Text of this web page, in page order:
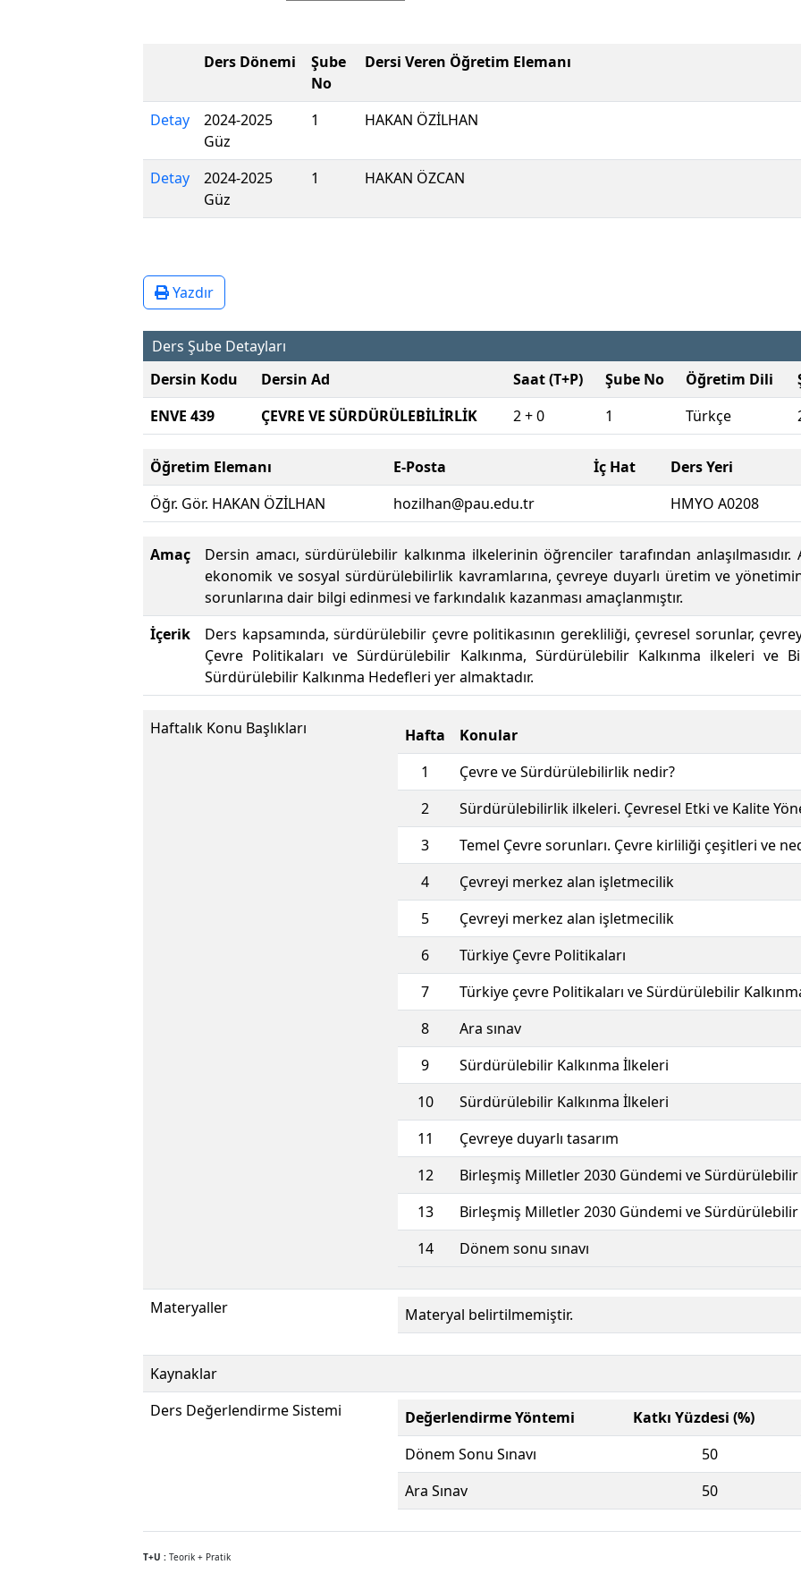
Ders Dönemi
Şube
No
Dersi Veren Öğretim Elemanı
Detay
2024-2025
Güz
1 HAKAN ÖZİLHAN
Detay
2024-2025
Güz
1 HAKAN ÖZCAN
Yazdır
Ders Şube Detayları
Dersin Kodu
Dersin Ad Saat (T+P) Şube No Öğretim Dili
ENVE 439
ÇEVRE VE SÜRDÜRÜLEBİLİRLİK 2 + 0 1 Türkçe
Öğretim Elemanı E-Posta İç Hat Ders Yeri
Öğr. Gör. HAKAN ÖZİLHAN
hozilhan@pau.edu.tr HMYO A0208
Amaç
Dersin amacı, sürdürülebilir kalkınma ilkelerinin öğrenciler tarafından
ekonomik ve sosyal sürdürülebilirlik kavramlarına, çevreye duyarlı üretim ve
sorunlarına dair bilgi edinmesi ve farkındalık kazanması amaçlanmıştır.
İçerik
Ders kapsamında, sürdürülebilir çevre politikasının gerekliliği, çevresel sorunlar,
Çevre Politikaları ve Sürdürülebilir Kalkınma, Sürdürülebilir Kalkınma ilkeleri ve
Sürdürülebilir Kalkınma Hedefleri yer almaktadır.
Haftalık Konu Başlıkları Hafta
Konular
1
Çevre ve Sürdürülebilirlik nedir?
2
Sürdürülebilirlik ilkeleri. Çevresel Etki ve Kalite
3
Temel Çevre sorunları. Çevre kirliliği çeşitleri ve
4
Çevreyi merkez alan işletmecilik
5
Çevreyi merkez alan işletmecilik
6
Türkiye Çevre Politikaları
7
Türkiye çevre Politikaları ve Sürdürülebilir
8
Ara sınav
9
Sürdürülebilir Kalkınma İlkeleri
10
Sürdürülebilir Kalkınma İlkeleri
11
Çevreye duyarlı tasarım
12
Birleşmiş Milletler 2030 Gündemi ve Sürdürülebilir
13
Birleşmiş Milletler 2030 Gündemi ve Sürdürülebilir
14
Dönem sonu sınavı
Materyaller Materyal belirtilmemiştir.
Kaynaklar
Ders Değerlendirme Sistemi
Değerlendirme Yöntemi Katkı Yüzdesi (%)
Dönem Sonu Sınavı
50
Ara Sınav
50
T+U : Teorik + Pratik